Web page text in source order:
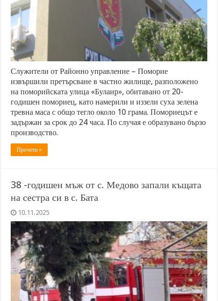
Служители от Районно управление – Поморие
извършили претърсване в частно жилище, разположено
на поморийската улица «Булаир», обитавано от 20-
годишен помориец, като намерили и иззели суха зелена
тревна маса с общо тегло около 10 грама. Помориецът е
задържан за срок до 24 часа. По случая е образувано бързо
производство.
Прочети »
38 -годишен мъж от с. Медово запали къщата
на сестра си в с. Бата
10.11.2025